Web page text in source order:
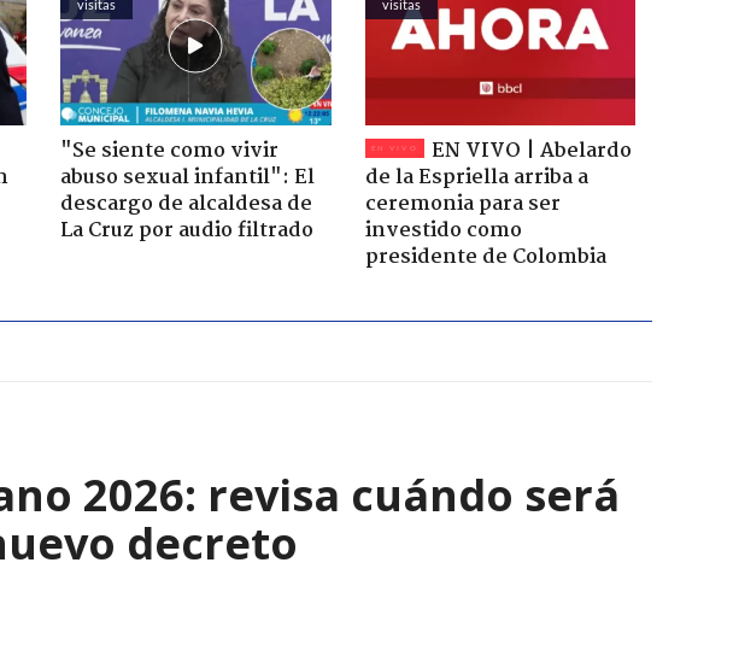
visitas
"Se siente como vivir
abuso sexual infantil": El
descargo de alcaldesa de
La Cruz por audio filtrado
visitas
EN VIVO | Abelardo
de la Espriella arriba a
ceremonia para ser
investido como
presidente de Colombia
2026: revisa cuándo será
decreto